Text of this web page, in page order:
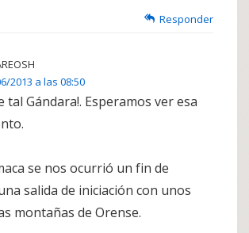
Responder
2013 a las 08:50
tal Gándara!. Esperamos ver esa
se nos ocurrió un fin de
salida de iniciación con unos
montañas de Orense.